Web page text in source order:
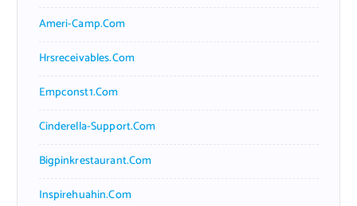
Ameri-Camp.com
Hrsreceivables.com
Empconst1.com
Cinderella-Support.com
Bigpinkrestaurant.com
Inspirehuahin.com